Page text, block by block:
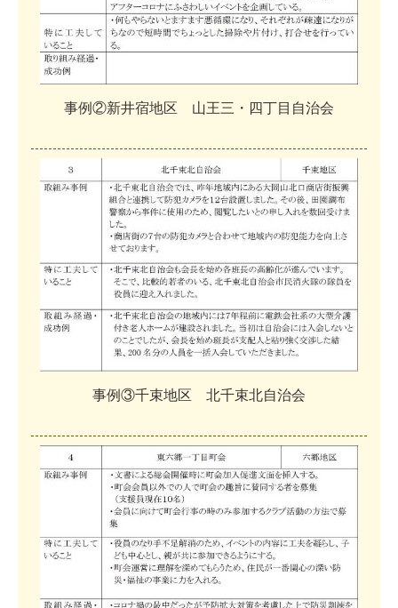
事例②新井宿地区 山王三 ・ 四丁目 自治会
事例③千束地区 北千束北自治会